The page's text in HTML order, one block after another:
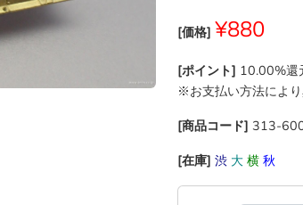
[価格] ¥880
[ポイント] 10.00%還
※お支払い方法により
[商品コード] 313-
[在庫] 渋 大 横 秋